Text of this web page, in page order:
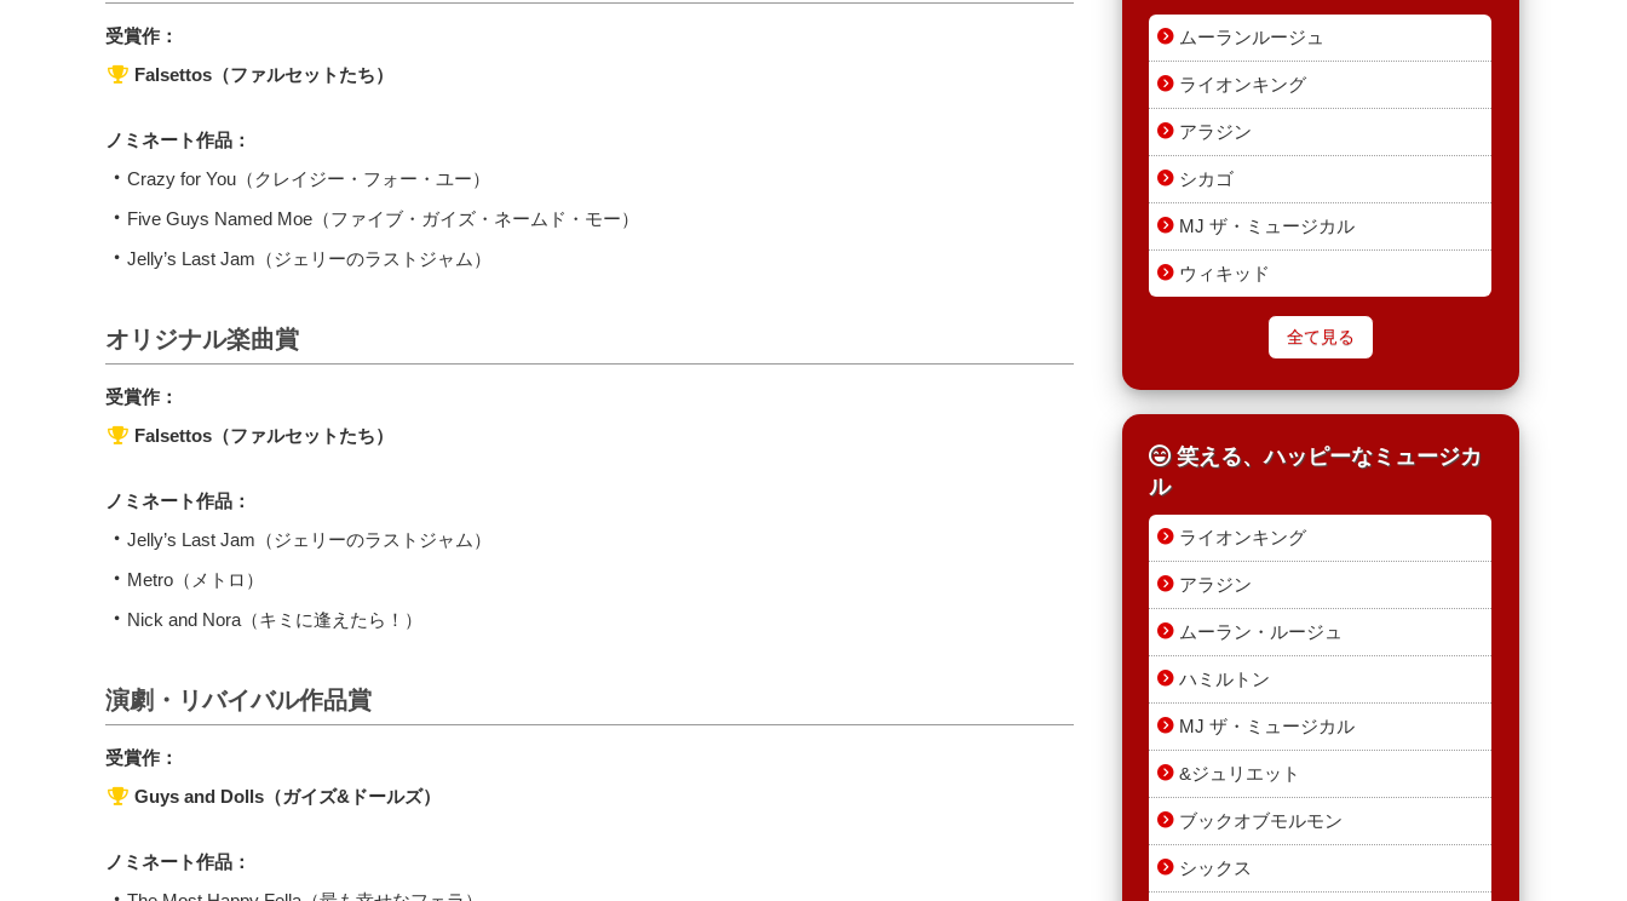
受賞作：
Falsettos（ファルセットたち）
ノミネート作品：
Crazy for You（クレイジー・フォー・ユー）
Five Guys Named Moe（ファイブ・ガイズ・ネームド・モー）
Jelly’s Last Jam（ジェリーのラストジャム）
オリジナル楽曲賞
受賞作：
Falsettos（ファルセットたち）
ノミネート作品：
Jelly’s Last Jam（ジェリーのラストジャム）
Metro（メトロ）
Nick and Nora（キミに逢えたら！）
演劇・リバイバル作品賞
受賞作：
Guys and Dolls（ガイズ&ドールズ）
ノミネート作品：
ムーランルージュ
ライオンキング
アラジン
シカゴ
MJ ザ・ミュージカル
ウィキッド
全て見る
笑える、ハッピーなミュージカ
ル
ライオンキング
アラジン
ムーラン・ルージュ
ハミルトン
MJ ザ・ミュージカル
&ジュリエット
ブックオブモルモン
シックス